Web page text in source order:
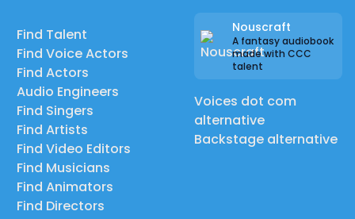
Find Talent
Find Voice Actors
Find Actors
Audio Engineers
Find Singers
Find Artists
Find Video Editors
Find Musicians
Find Animators
Find Directors
Nouscraft
A fantasy audiobook
made with CCC
talent
Voices dot com
alternative
Backstage alternative